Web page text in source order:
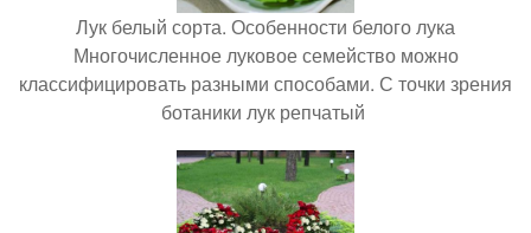
Лук белый сорта. Особенности белого лука
Многочисленное луковое семейство можно
классифицировать разными способами. С точки зрения
ботаники лук репчатый